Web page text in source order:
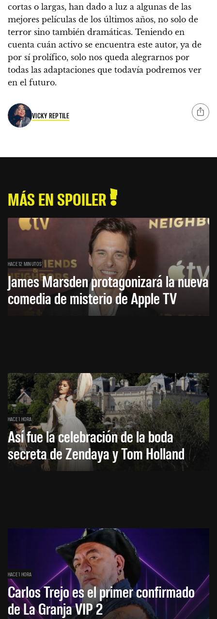
cortas o largas, han dado a luz a algunas de las
mejores películas de los últimos años, no solo de
terror sino también dramáticas. Teniendo en
cuenta cuán activo se encuentra este autor, ya de
por sí prolífico, solo nos queda alegrarnos por
todas las adaptaciones que todavía podremos ver
en el futuro.
VICKY REPTILE
MÁS EN SPOILER
HACE 12 MINUTOS
James Marsden protagonizará la nueva
comedia de misterio de Apple TV
HACE 1 HORA
Así fue la celebración de la boda
secreta de Zendaya y Tom Holland
HACE 1 HORA
Carlos Trejo es el primer confirmado
de La Granja VIP 2